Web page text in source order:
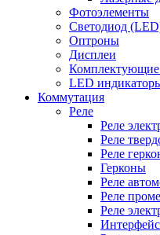
Фотоэлементы
Светодиод
Оптроны
Дисплеи
Комплектующие
LED
Коммутация
Реле
Реле
Реле
Реле
Герконы
Реле
Реле
Реле